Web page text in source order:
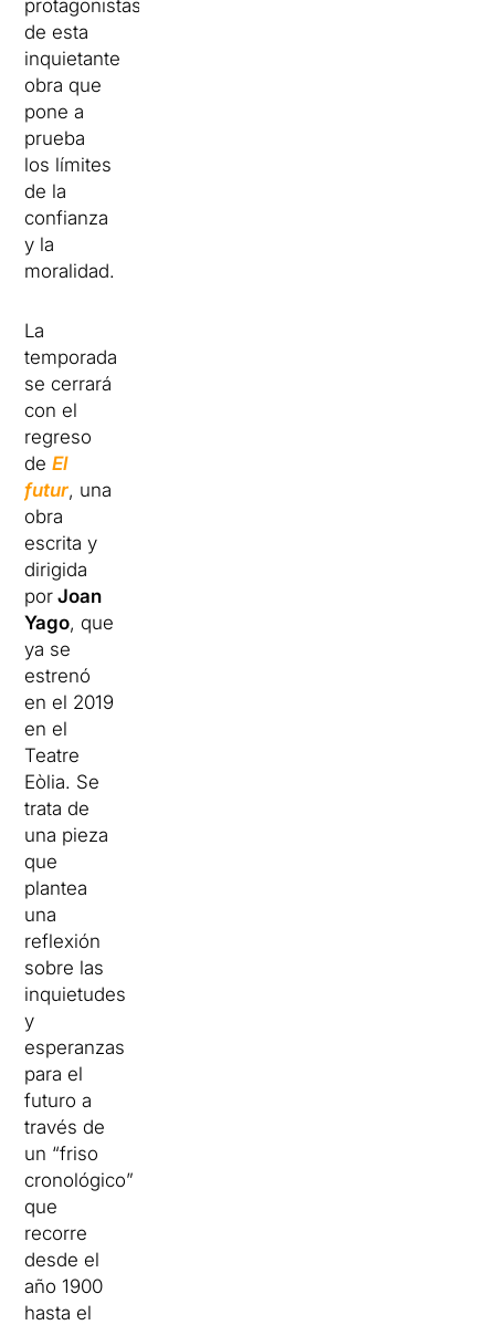
protagonistas
de esta
inquietante
obra que
pone a
prueba
los límites
de la
confianza
y la
moralidad.
La
temporada
se cerrará
con el
regreso
deEl
futur, una
obra
escrita y
dirigida
por Joan
Yago, que
ya se
estrenó
en el 2019
en el
Teatre
Eòlia. Se
trata de
una pieza
que
plantea
una
reflexión
sobre las
inquietudes
y
esperanzas
para el
futuro a
través de
un “friso
cronológico”
que
recorre
desde el
año 1900
hasta el